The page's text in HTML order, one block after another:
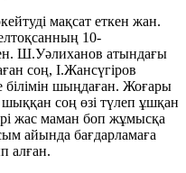
мақсат еткен жан.
10-
Ш.Уәлиханов атындағы
соң, І.Жансүгіров
білімін шыңдаған. Жоғары
соң өзі түлеп ұшқан
жас маман боп жұмысқа
айында бағдарламаға
алған.